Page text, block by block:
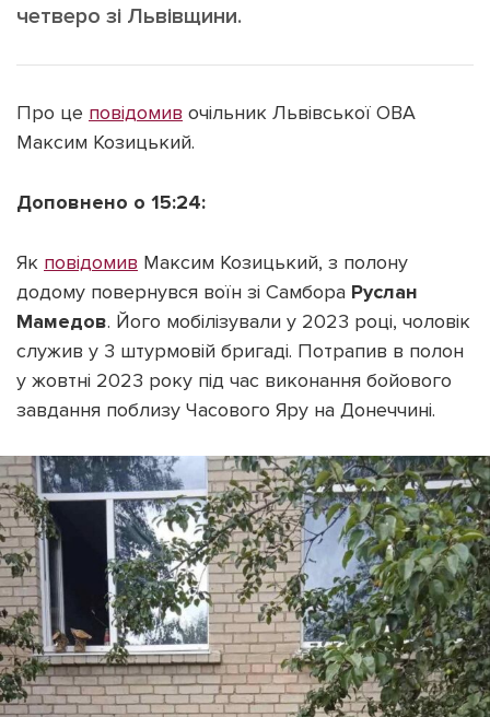
Зв'язатися з нами
Політика конфіденційності
Наші соц мережі
Підтримати dyvys.info
четверо зі Львівщини.
Про це повідомив очільник Львівської ОВА
Максим Козицький.
Доповнено о 15:24:
Як повідомив Максим Козицький, з полону
додому повернувся воїн зі Самбора Руслан
Мамедов. Його мобілізували у 2023 році, чоловік
служив у 3 штурмовій бригаді. Потрапив в полон
у жовтні 2023 року під час виконання бойового
завдання поблизу Часового Яру на Донеччині.